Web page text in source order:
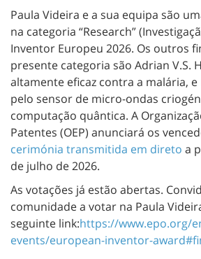
Paula Videira e a sua equipa são
na categoria “Research”
Inventor Europeu 2026. Os outros
presente categoria são Adrian V.S.
altamente eficaz contra a malária,
pelo sensor de micro-ondas
computação quântica. A
Patentes (OEP) anunciará os
cerimónia transmitida em direto a
de julho de 2026.
As votações já estão abertas.
comunidade a votar na Paula
seguinte link:https://www.epo.org/
events/european-inventor-